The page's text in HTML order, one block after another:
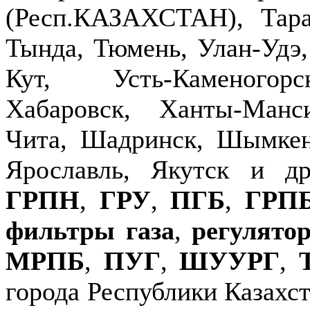
(Респ.КАЗАХСТАН),
Тында, Тюмень, Улан-
Кут, Усть-
Хабаровск, Ханты-
Чита, Шадринск,
Ярославль, Якутск и
ГРПН, ГРУ,ПГБ,
фильтры газа,
МРПБ, ПУГ,ШУУРГ,
города Республики